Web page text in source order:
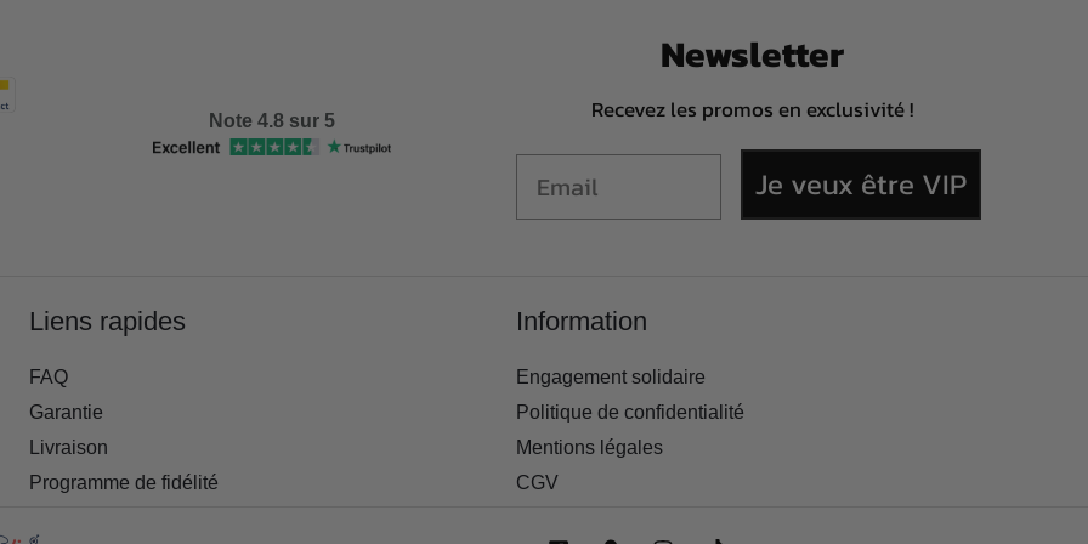
Note 4.8 sur 5
Newsletter
Recevez les promos en exclusivité !
Je veux être VIP
Liens rapides
FAQ
Garantie
Livraison
Programme de fidélité
Information
Engagement solidaire
Politique de confidentialité
Mentions légales
CGV